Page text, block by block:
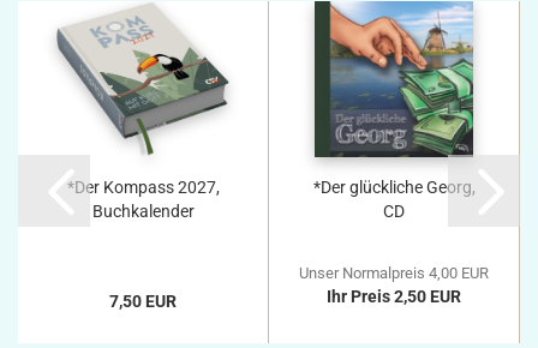
*Der Kompass 2027,
Buchkalender
7,50 EUR
*Der glückliche Georg,
CD
Unser Normalpreis 4,00 EUR
Ihr Preis 2,50 EUR